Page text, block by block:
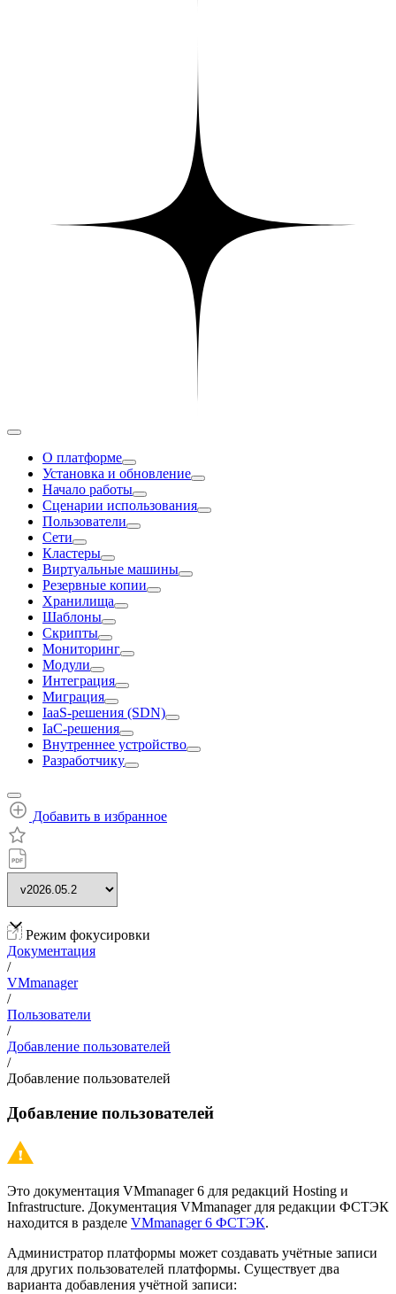
О платформе
Установка и обновление
Начало работы
Сценарии использования
Пользователи
Сети
Кластеры
Виртуальные машины
Резервные копии
Хранилища
Шаблоны
Скрипты
Мониторинг
Модули
Интеграция
Миграция
IaaS-решения (SDN)
IaC-решения
Внутреннее устройство
Разработчику
Добавить в избранное
Режим фокусировки
Документация
/
VMmanager
/
Пользователи
/
Добавление пользователей
/
Добавление пользователей
Добавление пользователей
Это документация VMmanager 6 для редакций Hosting и
Infrastructure. Документация VMmanager для редакции ФСТЭК
находится в разделе VMmanager 6 ФСТЭК.
Администратор платформы может создавать учётные записи
для других пользователей платформы. Существует два
варианта добавления учётной записи: